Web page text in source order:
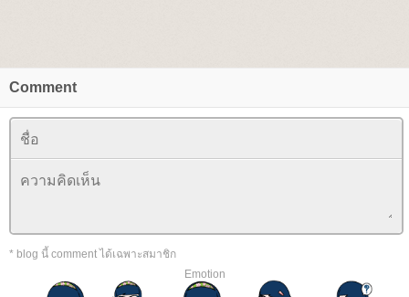
Comment
* blog นี้ comment ได้เฉพาะสมาชิก
Emotion